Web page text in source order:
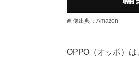
画像出典：Amazon
OPPO（オッポ）は